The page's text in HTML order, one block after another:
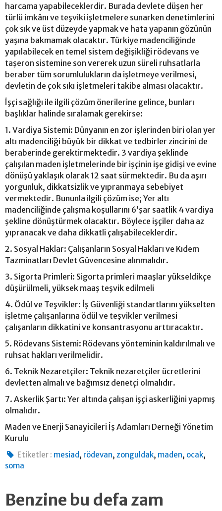
harcama yapabileceklerdir. Burada devlete düşen her
türlü imkânı ve teşviki işletmelere sunarken denetimlerini
çok sık ve üst düzeyde yapmak ve hata yapanın gözünün
yaşına bakmamak olacaktır. Türkiye madenciliğinde
yapılabilecek en temel sistem değişikliği rödevans ve
taşeron sistemine son vererek uzun süreli ruhsatlarla
beraber tüm sorumlulukların da işletmeye verilmesi,
devletin de çok sıkı işletmeleri takibe alması olacaktır.
İşçi sağlığı ile ilgili çözüm önerilerine gelince, bunları
başlıklar halinde sıralamak gerekirse:
1. Vardiya Sistemi: Dünyanın en zor işlerinden biri olan yer
altı madenciliği büyük bir dikkat ve tedbirler zincirini de
beraberinde gerektirmektedir. 3 vardiya şeklinde
çalışılan maden işletmelerinde bir işçinin işe gidişi ve evine
dönüşü yaklaşık olarak 12 saat sürmektedir. Bu da aşırı
yorgunluk, dikkatsizlik ve yıpranmaya sebebiyet
vermektedir. Bununla ilgili çözüm ise; Yer altı
madenciliğinde çalışma koşullarını 6’şar saatlik 4 vardiya
şekline dönüştürmek olacaktır. Böylece işçiler daha az
yıpranacak ve daha dikkatli çalışabileceklerdir.
2. Sosyal Haklar: Çalışanların Sosyal Hakları ve Kıdem
Tazminatları Devlet Güvencesine alınmalıdır.
3. Sigorta Primleri: Sigorta primleri maaşlar yükseldikçe
düşürülmeli, yüksek maaş teşvik edilmeli
4. Ödül ve Teşvikler: İş Güvenliği standartlarını yükselten
işletme çalışanlarına ödül ve teşvikler verilmesi
çalışanların dikkatini ve konsantrasyonu arttıracaktır.
5. Rödevans Sistemi: Rödevans yönteminin kaldırılmalı ve
ruhsat hakları verilmelidir.
6. Teknik Nezaretçiler: Teknik nezaretçiler ücretlerini
devletten almalı ve bağımsız denetçi olmalıdır.
7. Askerlik Şartı: Yer altında çalışan işçi askerliğini yapmış
olmalıdır.
Maden ve Enerji Sanayicileri İş Adamları Derneği Yönetim
Kurulu
Etiketler : mesiad, rödevan, zonguldak, maden, ocak,
soma
Benzine bu defa zam